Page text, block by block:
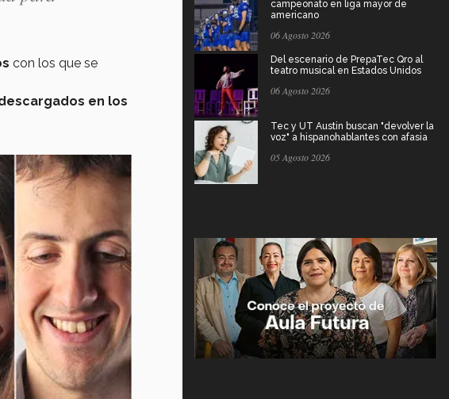
con los que se
en los
campeonato en liga mayor de
americano
06 Agosto 2026
Del escenario de PrepaTec Qro al
teatro musical en Estados Unidos
06 Agosto 2026
Tec y UT Austin buscan "devolver la
voz" a hispanohablantes con afasia
05 Agosto 2026